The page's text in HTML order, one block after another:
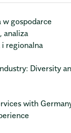
gospodarce
analiza
regionalna
Diversity
with